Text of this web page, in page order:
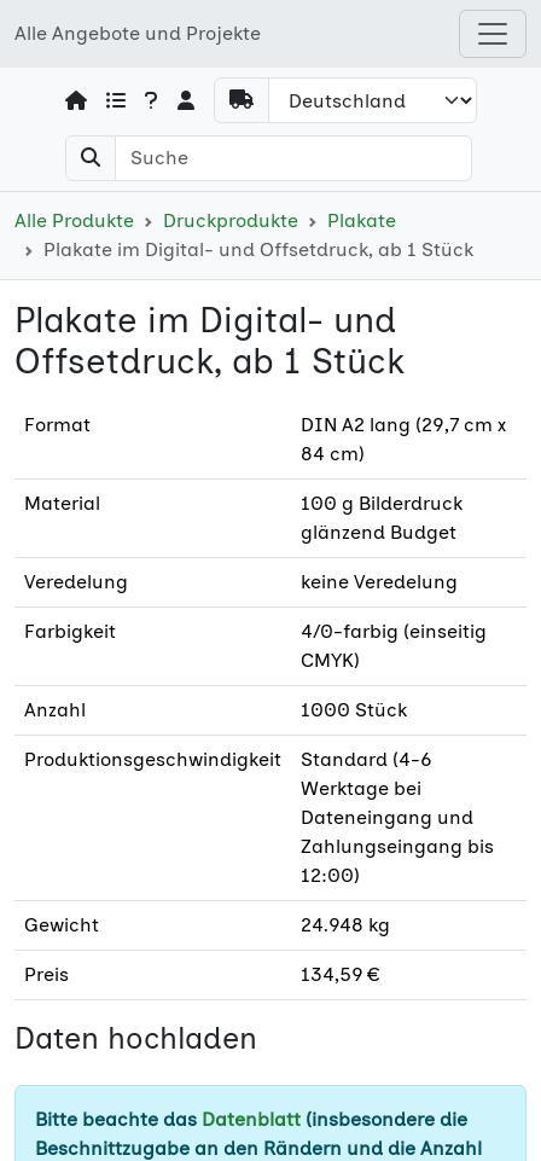
Alle Angebote und Projekte
Open shops menu
Alle Produkte Druckprodukte
Plakate
Plakate im Digital- und Offsetdruck, ab 1 Stück
Plakate im Digital- und
Offsetdruck, ab 1 Stück
Format
DIN A2 lang (29,7 cm x
84 cm)
Material
100 g Bilderdruck
glänzend Budget
Veredelung keine Veredelung
Farbigkeit
4/0-farbig (einseitig
CMYK)
Anzahl 1000 Stück
Produktionsgeschwindigkeit
Standard (4-6
Werktage bei
Dateneingang und
Zahlungseingang bis
12:00)
Gewicht 24.948 kg
Preis 134,59 €
Daten hochladen
Bitte beachte das Datenblatt (insbesondere die
Beschnittzugabe an den Rändern und die Anzahl